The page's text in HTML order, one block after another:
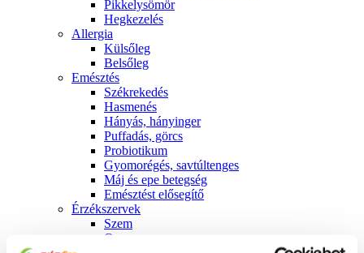
Pikkelysömör
Hegkezelés
Allergia
Külsőleg
Belsőleg
Emésztés
Székrekedés
Hasmenés
Hányás, hányinger
Puffadás, görcs
Probiotikum
Gyomorégés, savtúltenges
Máj és epe betegség
Emésztést elősegítő
Érzékszervek
Szem
Orr